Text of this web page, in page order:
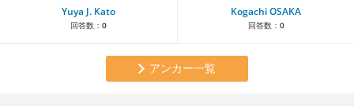
Yuya J. Kato
回答数： 0
Kogachi OSAKA
回答数： 0
アンカー一覧